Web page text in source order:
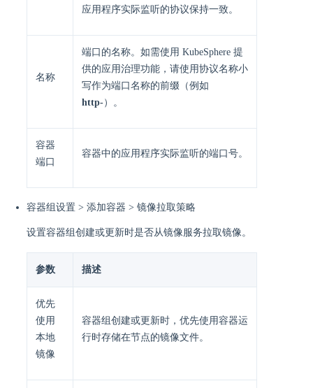
应用程序实际监听的协议保持一致。
名称
端口的名称。如需使用 KubeSphere 提
供的应用治理功能，请使用协议名称小
写作为端口名称的前缀（例如
http-）。
容器
端口
容器中的应用程序实际监听的端口号。
容器组设置 > 添加容器 > 镜像拉取策略
设置容器组创建或更新时是否从镜像服务拉取镜像。
参数 描述
优先
使用
本地
镜像
容器组创建或更新时，优先使用容器运
行时存储在节点的镜像文件。